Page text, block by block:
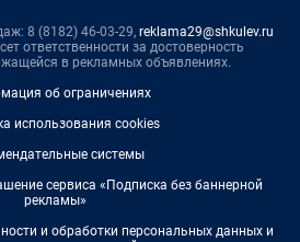
8 (8182) 46-03-29, reklama29@shkulev.ru
ответственности за достоверность
в рекламных объявлениях.
об ограничениях
использования cookies
системы
сервиса «Подписка без баннерной
рекламы»
и обработки персональных данных и